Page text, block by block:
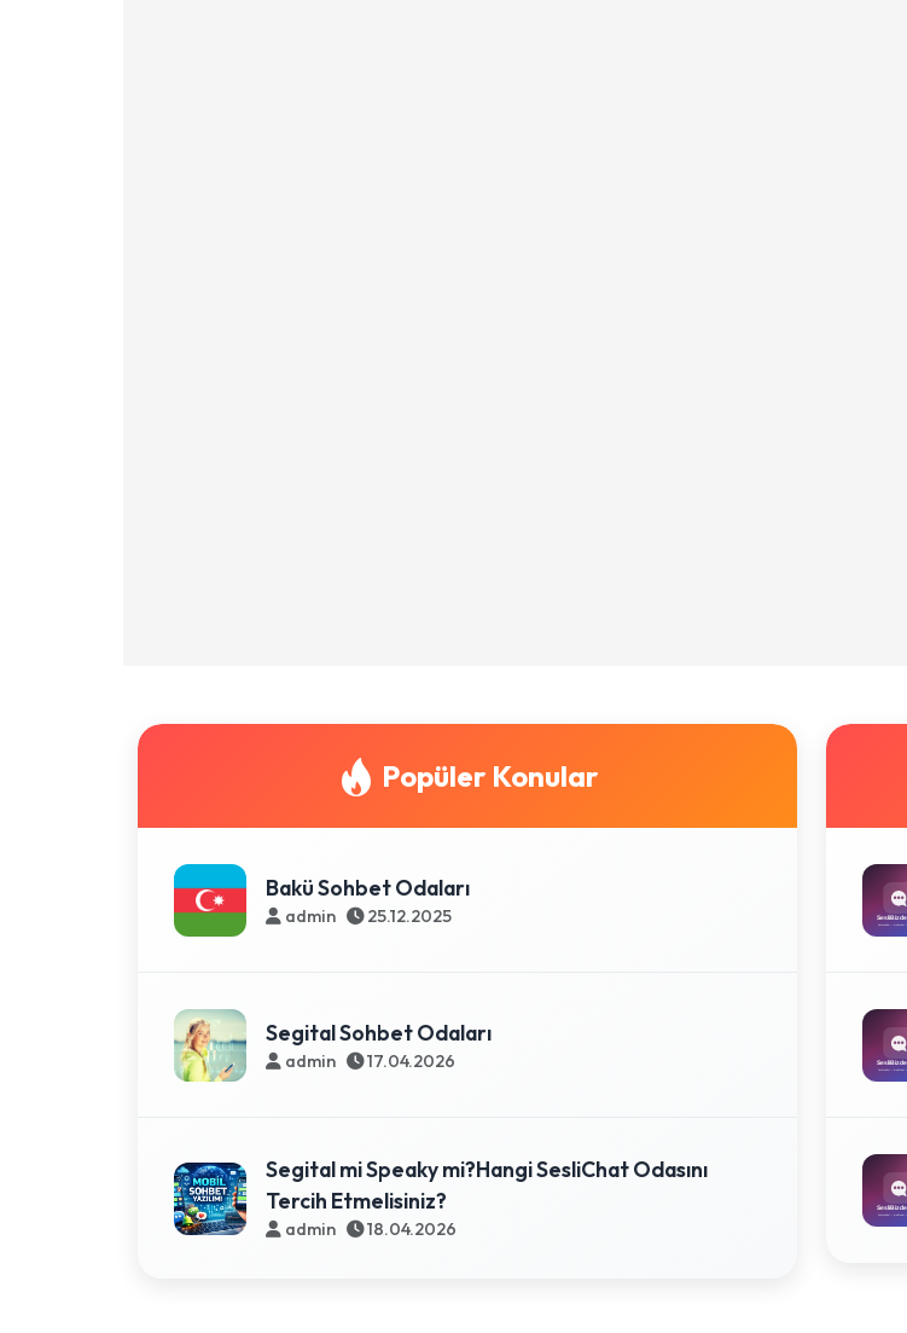
Popüler Konular
Bakü Sohbet Odaları
admin 25.12.2025
Segital Sohbet Odaları
admin 17.04.2026
Segital mi Speaky mi?Hangi SesliChat Odasını
Tercih Etmelisiniz?
admin 18.04.2026